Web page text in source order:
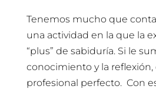
Tenemos mucho que
una actividad en la que la
“plus” de sabiduría. Si le
conocimiento y la
profesional perfecto. Con